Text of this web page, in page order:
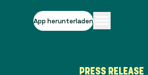
App herunterladen
PRESS RELEASE